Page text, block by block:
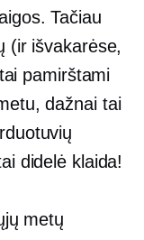
Tačiau
(ir išvakarėse,
pamirštami
dažnai tai
didelė klaida!
metų